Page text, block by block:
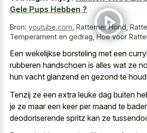
Gele Pups Hebben ?
Bron: youtube.com Ratterrier Hond,
Temperament en gedrag, Hoe voor
Een wekelijkse borsteling met een
rubberen handschoen is alles wat ze
hun vacht glanzend en gezond te
Tenzij ze een extra leuke dag buiten
je ze maar een keer per maand te
deodoriserende spritz kan ze